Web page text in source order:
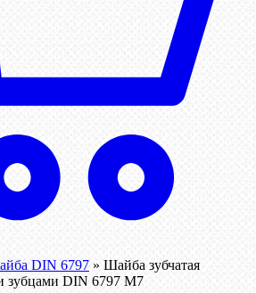
DIN 6797 » Шайба зубчатая
зубцами DIN 6797 М7